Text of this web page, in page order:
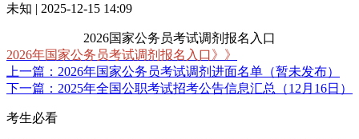
未知 | 2025-12-15 14:09
2026国家公务员考试调剂报名入口
2026年国家公务员考试调剂报名入口》》
上一篇：2026年国家公务员考试调剂进面名单（暂未发布）
下一篇：2025年全国公职考试招考公告信息汇总（12月16日）
考生必看